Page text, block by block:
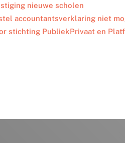
nieuwe scholen
accountantsverklaring niet
stichting PubliekPrivaat en